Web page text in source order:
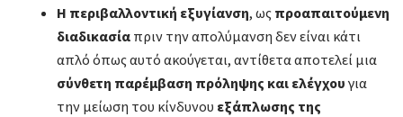
Η περιβαλλοντική εξυγίανση, ως προαπαιτούμενη
διαδικασία πριν την απολύμανση δεν είναι κάτι
απλό όπως αυτό ακούγεται, αντίθετα αποτελεί μια
σύνθετη παρέμβαση πρόληψης και ελέγχουγια
την μείωση του κίνδυνου εξάπλωσης της